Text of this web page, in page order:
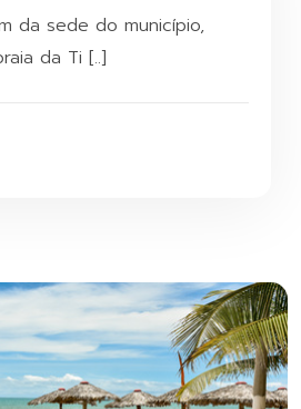
da sede do município,
da Ti [..]